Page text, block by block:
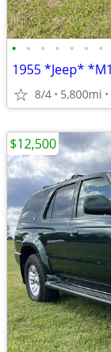
• • • • • • •
8/4 5,800mi
$12,500